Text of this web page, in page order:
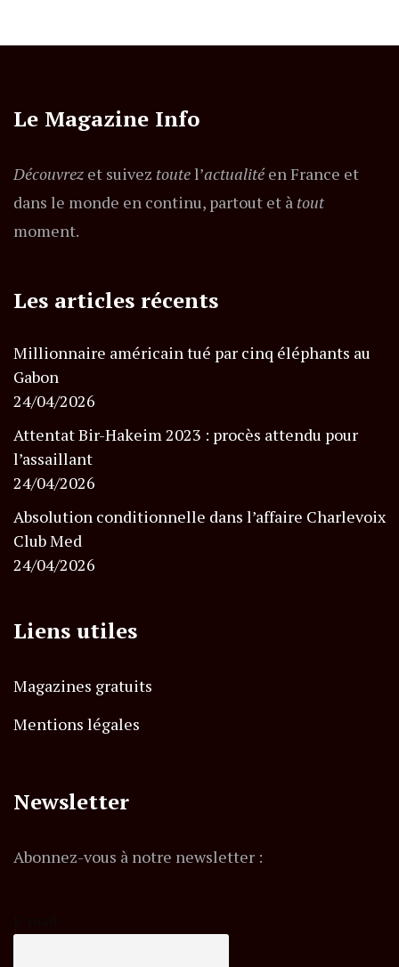
Le Magazine Info
Découvrez et suivez toutel’actualitéen France et
dans le monde en continu, partout et à tout
moment.
Les articles récents
Millionnaire américain tué par cinq éléphants au
Gabon
24/04/2026
Attentat Bir-Hakeim 2023 : procès attendu pour
l’assaillant
24/04/2026
Absolution conditionnelle dans l’affaire Charlevoix
Club Med
24/04/2026
Liens utiles
Magazines gratuits
Mentions légales
Newsletter
Abonnez-vous à notre newsletter :